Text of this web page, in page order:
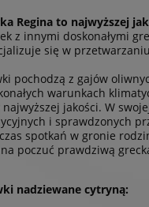
Regina to najwyższej
z innymi doskonałymi
się w
pochodzą z gajów
warunkach
najwyższej jakości. W
i sprawdzonych
spotkań w gronie
poczuć prawdziwą
nadziewane cytryną: